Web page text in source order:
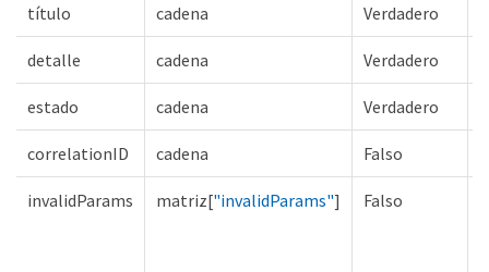
título cadena Verdadero
detalle cadena Verdadero
estado cadena Verdadero
correlationID cadena Falso
invalidParams matriz["invalidParams"] Falso